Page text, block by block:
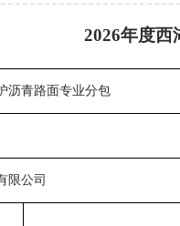
2026年度西
沥青路面专业分包
限公司